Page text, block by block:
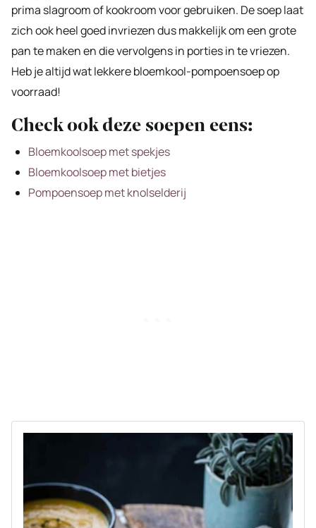
prima slagroom of kookroom voor gebruiken. De soep laat
zich ook heel goed invriezen dus makkelijk om een grote
pan te maken en die vervolgens in porties in te vriezen.
Heb je altijd wat lekkere bloemkool-pompoensoep op
voorraad!
Check ook deze soepen eens:
Bloemkoolsoep met spekjes
Bloemkoolsoep met bietjes
Pompoensoep met knolselderij